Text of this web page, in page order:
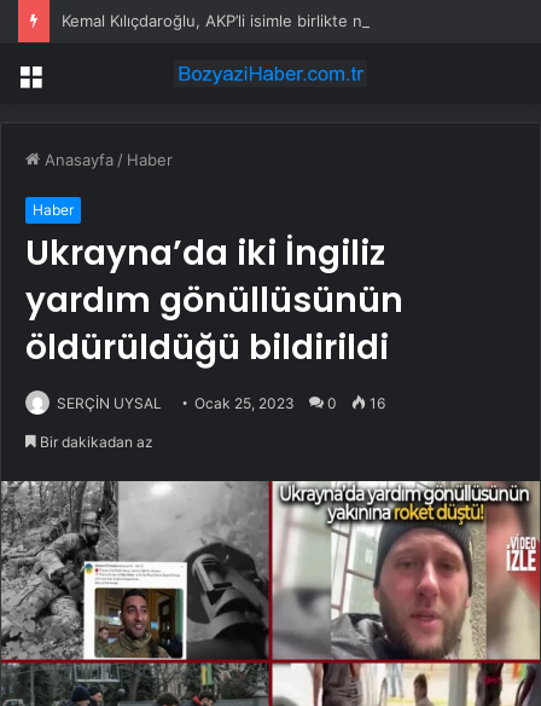
Kemal Kılıçdaroğlu, AKP’li isimle birlikte nikah şahitliği yaptı
Menü
Anasayfa / Haber
Haber
Ukrayna’da iki İngiliz
yardım gönüllüsünün
öldürüldüğü bildirildi
SERÇİN UYSAL Ocak 25, 2023 0 16
Bir dakikadan az